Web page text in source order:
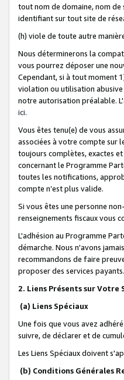
tout nom de domaine, nom
identifiant sur tout site de
(h) viole de toute autre
Nous déterminerons la
vous pourrez déposer une
Cependant, si à tout moment
violation ou utilisation
notre autorisation préalable.
ici.
Vous êtes tenu(e) de vous
associées à votre compte sur
toujours complètes, exactes
concernant le Programme
toutes les notifications,
compte n’est plus valide.
Si vous êtes une personne
renseignements fiscaux vous
L'adhésion au Programme
démarche. Nous n'avons
recommandons de faire
proposer des services payants.
2. Liens Présents sur Votre
(a) Liens Spéciaux
Une fois que vous avez
suivre, de déclarer et de
Les Liens Spéciaux doivent
(b) Conditions Générales